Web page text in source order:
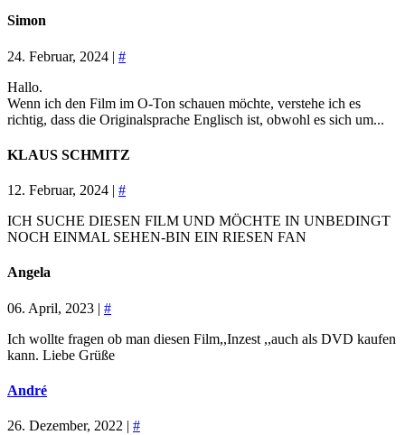
Simon
24. Februar, 2024 | #
Hallo.
Wenn ich den Film im O-Ton schauen möchte, verstehe ich es
richtig, dass die Originalsprache Englisch ist, obwohl es sich um...
KLAUS SCHMITZ
12. Februar, 2024 | #
ICH SUCHE DIESEN FILM UND MÖCHTE IN UNBEDINGT
NOCH EINMAL SEHEN-BIN EIN RIESEN FAN
Angela
06. April, 2023 | #
Ich wollte fragen ob man diesen Film,,Inzest ,,auch als DVD kaufen
kann. Liebe Grüße
André
26. Dezember, 2022 | #